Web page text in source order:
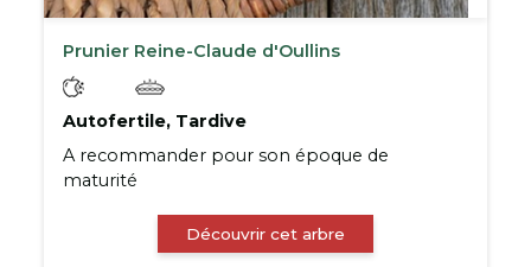
Prunier Reine-Claude d'Oullins
Autofertile, Tardive
A recommander pour son époque de
maturité
Découvrir cet arbre